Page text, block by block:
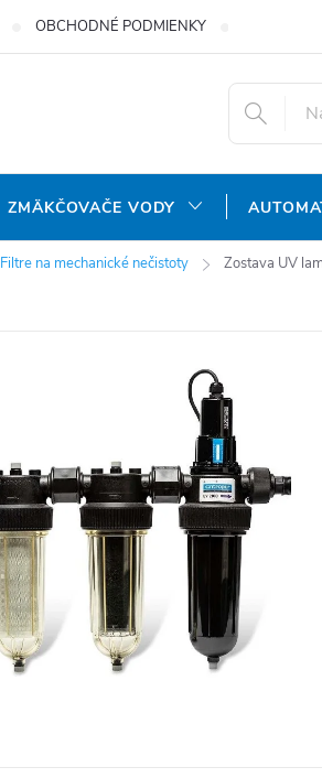
OBCHODNÉ PODMIENKY
ZMÄKČOVAČE VODY
Filtre na mechanické nečistoty Zostava UV